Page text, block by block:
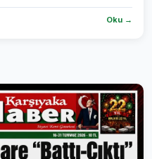
Oku →